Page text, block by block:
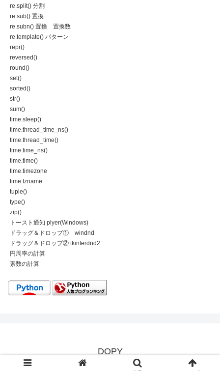
re.split() 分割
re.sub() 置換
re.subn() 置換 置換数
re.template() パターン
repr()
reversed()
round()
set()
sorted()
str()
sum()
time.sleep()
time.thread_time_ns()
time.thread_time()
time.time_ns()
time.time()
time.timezone
time.tzname
tuple()
type()
zip()
トースト通知 plyer(Windows)
ドラッグ＆ドロップ① windnd
ドラッグ＆ドロップ② tkinterdnd2
円周率の計算
素数の計算
DOPY
Copyright © 2022 Taca / AMSER inc. All Rights Reserved.